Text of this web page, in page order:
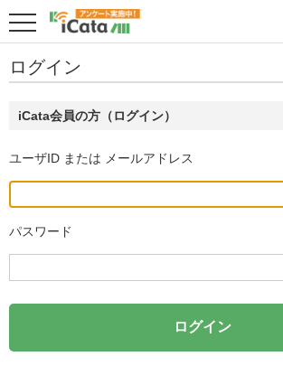
ログイン
iCata会員の方（ログイン）
ユーザID または メールアドレス
パスワード